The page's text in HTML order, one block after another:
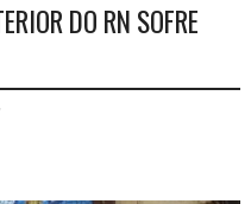
DO RN SOFRE